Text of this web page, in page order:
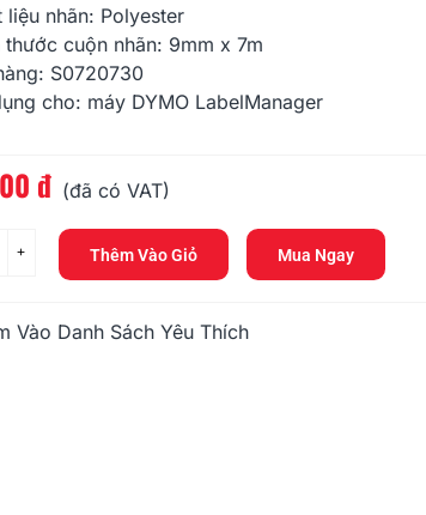
liệu nhãn: Polyester
thước cuộn nhãn: 9mm x 7m
S0720730
cho: máy DYMOLabelManager
đ (đã có VAT)
+ Thêm Vào Giỏ Mua Ngay
Vào Danh Sách Yêu Thích
378.000 đ
DM-A11354, Black On White,
32mm X 57mm X 1000...